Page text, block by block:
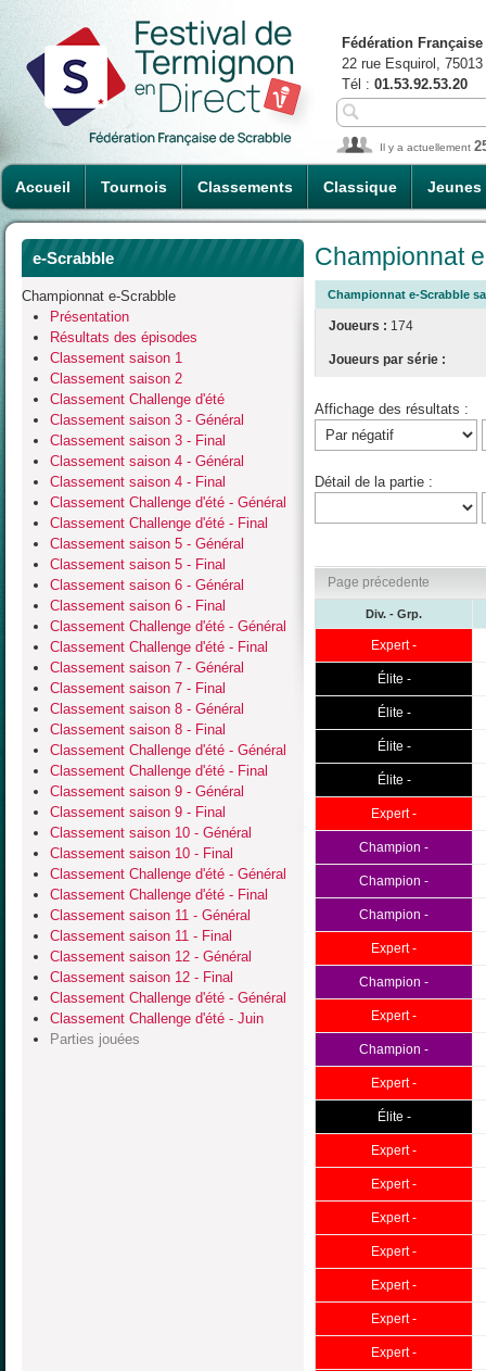
Accueil Tournois Classements Classique Jeunes
Fédération
22 rue Esquirol,
Tél : 01.53.92.53.20
Il y a actuellement
e-Scrabble
Championnat e-Scrabble
Présentation
Résultats des épisodes
Classement saison 1
Classement saison 2
Classement Challenge d'été
Classement saison 3 - Général
Classement saison 3 - Final
Classement saison 4 - Général
Classement saison 4 - Final
Classement Challenge d'été - Général
Classement Challenge d'été - Final
Classement saison 5 - Général
Classement saison 5 - Final
Classement saison 6 - Général
Classement saison 6 - Final
Classement Challenge d'été - Général
Classement Challenge d'été - Final
Classement saison 7 - Général
Classement saison 7 - Final
Classement saison 8 - Général
Classement saison 8 - Final
Classement Challenge d'été - Général
Classement Challenge d'été - Final
Classement saison 9 - Général
Classement saison 9 - Final
Classement saison 10 - Général
Classement saison 10 - Final
Classement Challenge d'été - Général
Classement Challenge d'été - Final
Classement saison 11 - Général
Classement saison 11 - Final
Classement saison 12 - Général
Classement saison 12 - Final
Classement Challenge d'été - Général
Classement Challenge d'été - Juin
Parties jouées
Championnat
Championnat e-Scrabble
Joueurs : 174
Joueurs par série :
Affichage des résultats :
Détail de la partie :
Page précedente
Div. - Grp.
Expert -
Élite -
Élite -
Élite -
Élite -
Expert -
Champion -
Champion -
Champion -
Expert -
Champion -
Expert -
Champion -
Expert -
Élite -
Expert -
Expert -
Expert -
Expert -
Expert -
Expert -
Expert -